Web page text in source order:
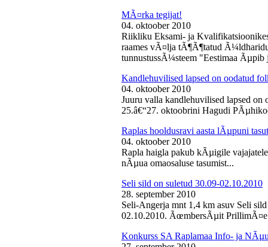
MÃ¤rka tegijat!
04. oktoober 2010
Riikliku Eksami- ja
raames vÃ¤lja tÃ¶Ã¶tatud
tunnustussÃ¼steem "Eestimaa
Kandlehuvilised lapsed on oodatud
04. oktoober 2010
Juuru valla kandlehuvilised lapsed
25.â€“27. oktoobrini Hagudi
Raplas hooldusravi aasta lÃµpuni
04. oktoober 2010
Rapla haigla pakub kÃµigile
nÃµua omaosaluse tasumist...
Seli sild on suletud 30.09-02.10.2010
28. september 2010
Seli-Angerja mnt 1,4 km asuv Seli
02.10.2010. ÃœmbersÃµit
Konkurss SA Raplamaa Info- ja